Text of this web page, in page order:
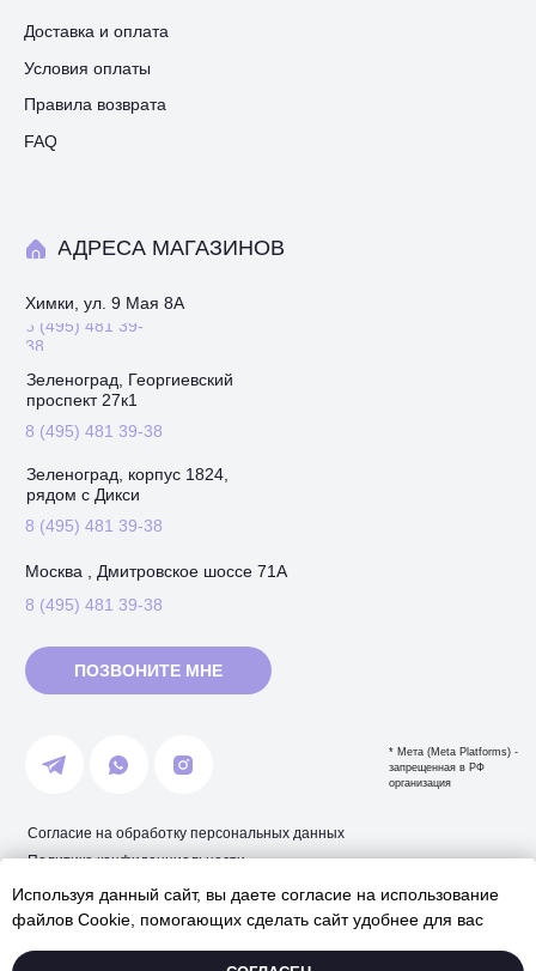
Доставка и оплата
Условия оплаты
FAQ
Москва , Дмитровское шоссе 71А
8 (495) 481 39-38
Согласие на обработку персональных данных
Политика конфиденциальности
АДРЕСА МАГАЗИНОВ
Правила возврата
ИП Дорошенко Б.С.
ИНН: 504409760749
ПОЗВОНИТЕ МНЕ
* Мета (Meta Platforms) -
запрещенная в РФ
организация
8 (495) 481 39-38
Зеленоград, Георгиевский
проспект 27к1
8 (495) 481 39-38
Зеленоград, корпус 1824,
рядом с Дикси
8 (495) 481 39-
38
Химки, ул. 9 Мая 8А
Используя данный сайт, вы даете согласие на использование
файлов Cookie, помогающих сделать сайт удобнее для вас